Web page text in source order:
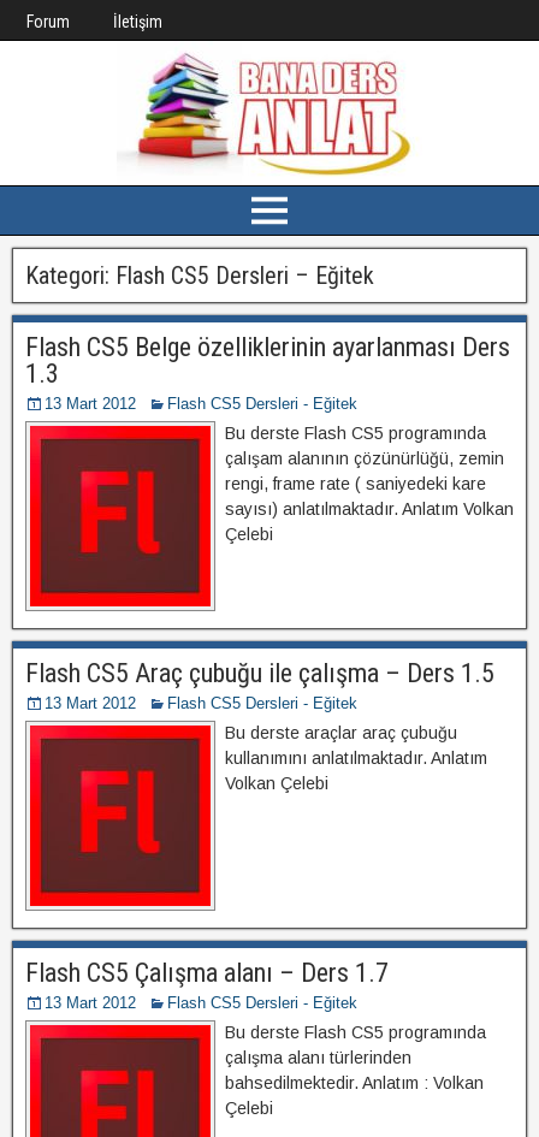
Forum İletişim
Kategori: Flash CS5 Dersleri – Eğitek
Flash CS5 Belge özelliklerinin ayarlanması Ders
1.3
13 Mart 2012 Flash CS5 Dersleri - Eğitek
Bu derste Flash CS5 programında
çalışam alanının çözünürlüğü, zemin
rengi, frame rate ( saniyedeki kare
sayısı) anlatılmaktadır. Anlatım Volkan
Çelebi
Flash CS5 Araç çubuğu ile çalışma – Ders 1.5
13 Mart 2012 Flash CS5 Dersleri - Eğitek
Bu derste araçlar araç çubuğu
kullanımını anlatılmaktadır. Anlatım
Volkan Çelebi
Flash CS5 Çalışma alanı – Ders 1.7
13 Mart 2012 Flash CS5 Dersleri - Eğitek
Bu derste Flash CS5 programında
çalışma alanı türlerinden
bahsedilmektedir. Anlatım : Volkan
Çelebi